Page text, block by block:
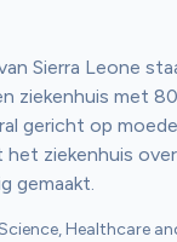
Sierra Leone
ziekenhuis met
gericht op
ziekenhuis
gemaakt.
Healthcare